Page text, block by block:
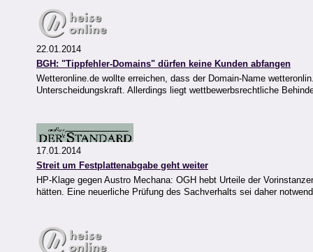
22.01.2014
BGH: "Tippfehler-Domains" dürfen keine Kunden abfangen
Wetteronline.de wollte erreichen, dass der Domain-Name
Unterscheidungskraft. Allerdings liegt wettbewerbsrechtliche
17.01.2014
Streit um Festplattenabgabe geht weiter
HP-Klage gegen Austro Mechana: OGH hebt Urteile der
hätten. Eine neuerliche Prüfung des Sachverhalts sei daher